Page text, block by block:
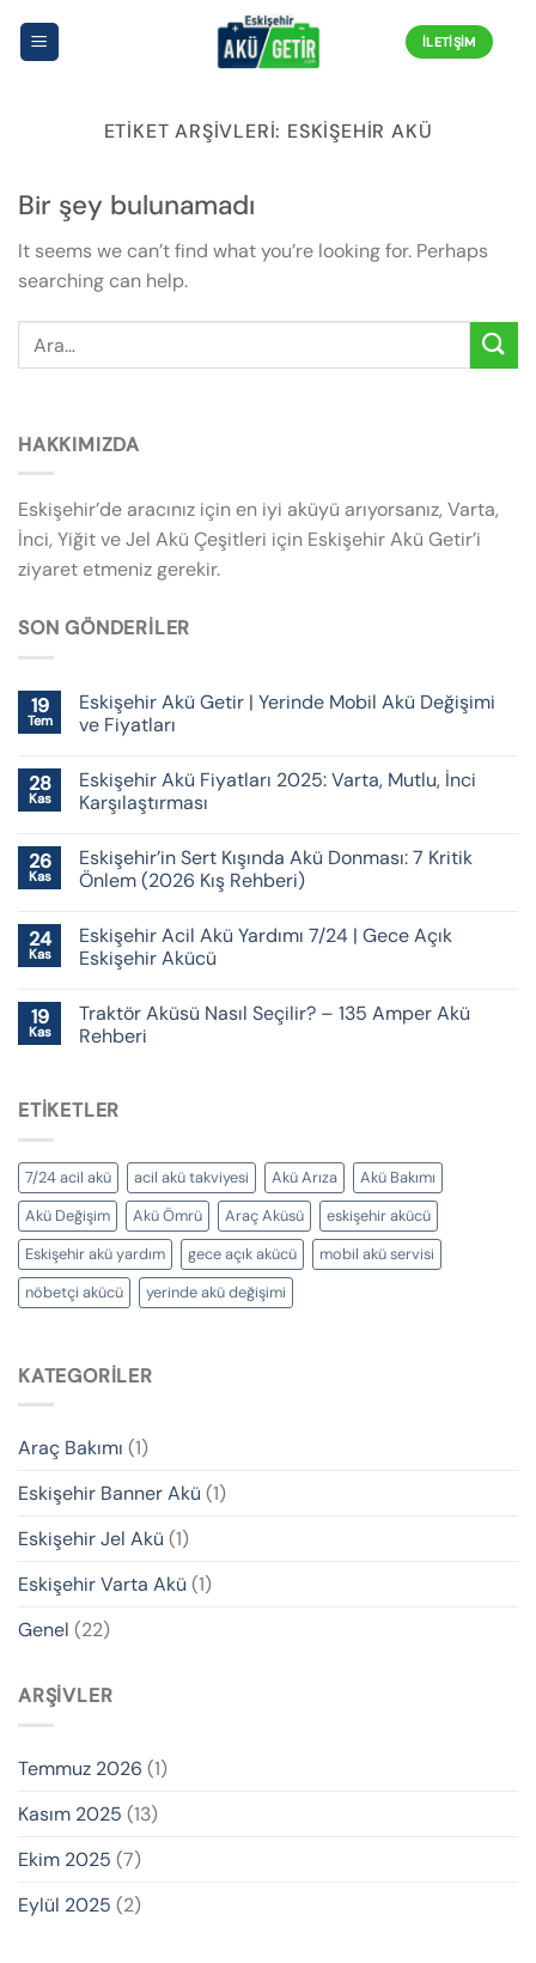
atla
İLETIŞIM
ETIKET ARŞIVLERI: ESKIŞEHIR AKÜ
Bir şey bulunamadı
It seems we can’t find what you’re looking for. Perhaps
searching can help.
HAKKIMIZDA
Eskişehir’de aracınız için en iyi aküyü arıyorsanız, Varta,
İnci, Yiğit ve Jel Akü Çeşitleri için Eskişehir Akü Getir’i
ziyaret etmeniz gerekir.
SON GÖNDERILER
19
Tem
Eskişehir Akü Getir | Yerinde Mobil Akü Değişimi
ve Fiyatları
28
Kas
Eskişehir Akü Fiyatları 2025: Varta, Mutlu, İnci
Karşılaştırması
26
Kas
Eskişehir’in Sert Kışında Akü Donması: 7 Kritik
Önlem (2026 Kış Rehberi)
24
Kas
Eskişehir Acil Akü Yardımı 7/24 | Gece Açık
Eskişehir Akücü
19
Kas
Traktör Aküsü Nasıl Seçilir? – 135 Amper Akü
Rehberi
ETIKETLER
7/24 acil akü acil akü takviyesi Akü Arıza
Akü Bakımı
Akü Değişim
Akü Ömrü Araç Aküsü
eskişehir akücü
Eskişehir akü yardım
gece açık akücü
mobil akü servisi
nöbetçi akücü
yerinde akü değişimi
KATEGORILER
Araç Bakımı (1)
Eskişehir Banner Akü (1)
Eskişehir Jel Akü (1)
Eskişehir Varta Akü (1)
Genel (22)
ARŞIVLER
Temmuz 2026 (1)
Kasım 2025 (13)
Ekim 2025 (7)
Eylül 2025 (2)